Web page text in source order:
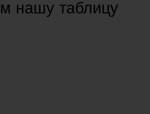
нашу таблицу